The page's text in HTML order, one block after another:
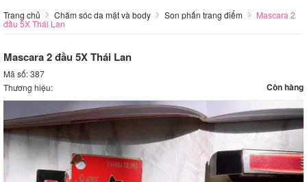
Trang chủ Chăm sóc da mặt và body Son phấn trang điểm Mascara 2
đầu 5X Thái Lan
Mascara 2 đầu 5X Thái Lan
Mã số: 387
Thương hiệu:
Còn hàng